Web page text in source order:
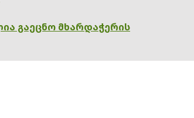
გაეცნო მხარდაჭერის